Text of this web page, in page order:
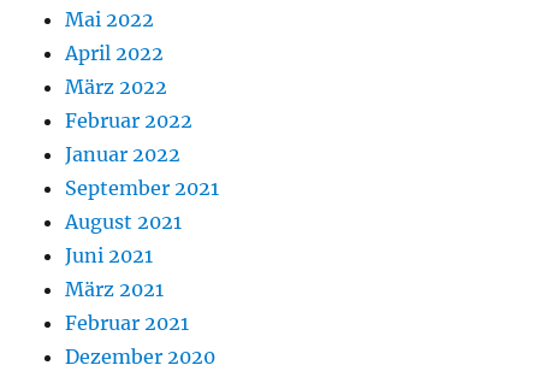
Mai 2022
April 2022
März 2022
Februar 2022
Januar 2022
September 2021
August 2021
Juni 2021
März 2021
Februar 2021
Dezember 2020